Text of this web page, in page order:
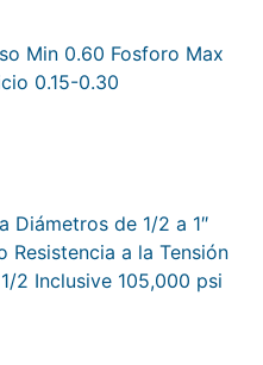
Min 0.60 Fosforo Max
0.15-0.30
Diámetros de 1/2 a 1″
Resistencia a la Tensión
2 Inclusive 105,000 psi